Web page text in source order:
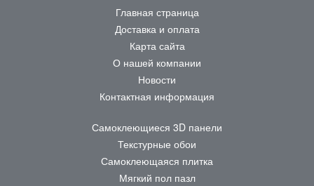
Главная страница
Доставка и оплата
Карта сайта
О нашей компании
Новости
Контактная информация
Самоклеющиеся 3D панели
Текстурные обои
Самоклеющаяся плитка
Мягкий пол пазл